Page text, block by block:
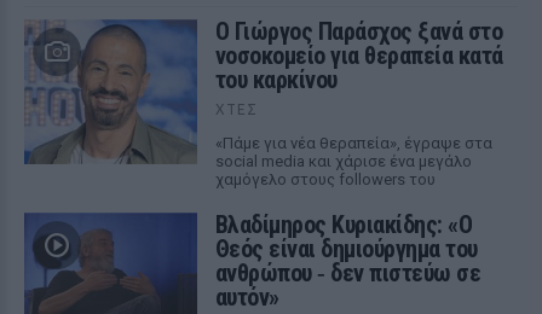
O Γιώργος Παράσχος ξανά στο
νοσοκομείο για θεραπεία κατά
του καρκίνου
ΧΤΕΣ
«Πάμε για νέα θεραπεία», έγραψε στα
social media και χάρισε ένα μεγάλο
χαμόγελο στους followers του
Βλαδίμηρος Κυριακίδης: «Ο
Θεός είναι δημιούργημα του
ανθρώπου ‑ δεν πιστεύω σε
αυτόν»